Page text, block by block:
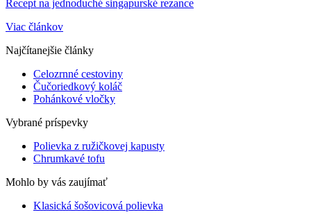
Recept na jednoduché singapurské rezance
Viac článkov
Najčítanejšie články
Celozrnné cestoviny
Čučoriedkový koláč
Pohánkové vločky
Vybrané príspevky
Polievka z ružičkovej kapusty
Chrumkavé tofu
Mohlo by vás zaujímať
Klasická šošovicová polievka